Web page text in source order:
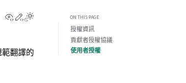
View this page
Edit this page
翻譯的
ON THIS PAGE
授權資訊
貢獻者授權協議
使用者授權